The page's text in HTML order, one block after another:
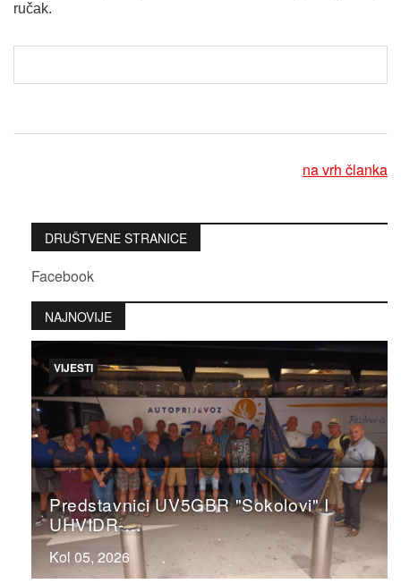
ručak.
na vrh članka
DRUŠTVENE STRANICE
Facebook
NAJNOVIJE
Predstavnici UV5GBR "Sokolovi" I
UHVIDR-…
Kol 05, 2026
VIJESTI